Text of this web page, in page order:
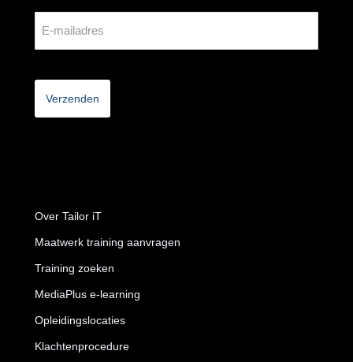
Over Tailor iT
Maatwerk training aanvragen
Training zoeken
MediaPlus e-learning
Opleidingslocaties
Klachtenprocedure